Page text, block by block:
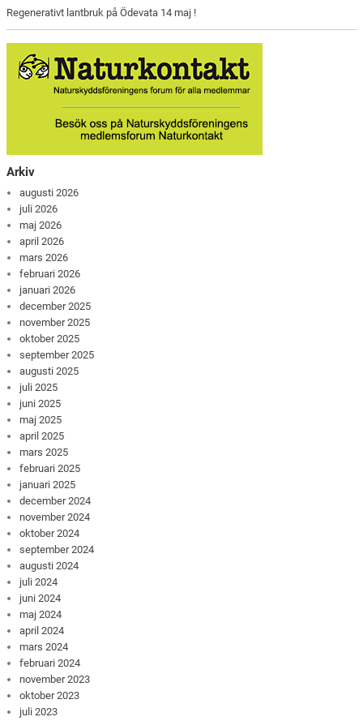
Regenerativt lantbruk på Ödevata 14 maj !
Arkiv
augusti 2026
juli 2026
maj 2026
april 2026
mars 2026
februari 2026
januari 2026
december 2025
november 2025
oktober 2025
september 2025
augusti 2025
juli 2025
juni 2025
maj 2025
april 2025
mars 2025
februari 2025
januari 2025
december 2024
november 2024
oktober 2024
september 2024
augusti 2024
juli 2024
juni 2024
maj 2024
april 2024
mars 2024
februari 2024
november 2023
oktober 2023
juli 2023